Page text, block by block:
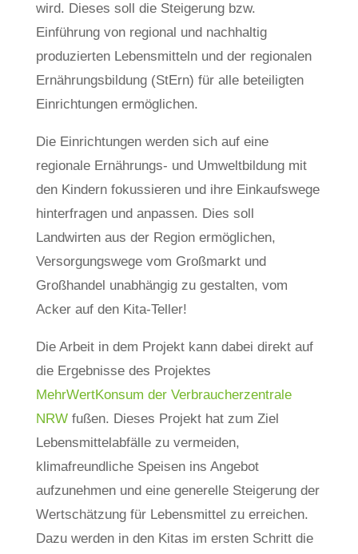
wird. Dieses soll die Steigerung bzw.
Einführung von regional und nachhaltig
produzierten Lebensmitteln und der regionalen
Ernährungsbildung (StErn) für alle beteiligten
Einrichtungen ermöglichen.
Die Einrichtungen werden sich auf eine
regionale Ernährungs- und Umweltbildung mit
den Kindern fokussieren und ihre Einkaufswege
hinterfragen und anpassen. Dies soll
Landwirten aus der Region ermöglichen,
Versorgungswege vom Großmarkt und
Großhandel unabhängig zu gestalten, vom
Acker auf den Kita-Teller!
Die Arbeit in dem Projekt kann dabei direkt auf
die Ergebnisse des Projektes
MehrWertKonsum der Verbraucherzentrale
NRWfußen. Dieses Projekt hat zum Ziel
Lebensmittelabfälle zu vermeiden,
klimafreundliche Speisen ins Angebot
aufzunehmen und eine generelle Steigerung der
Wertschätzung für Lebensmittel zu erreichen.
Dazu werden in den Kitas im ersten Schritt die